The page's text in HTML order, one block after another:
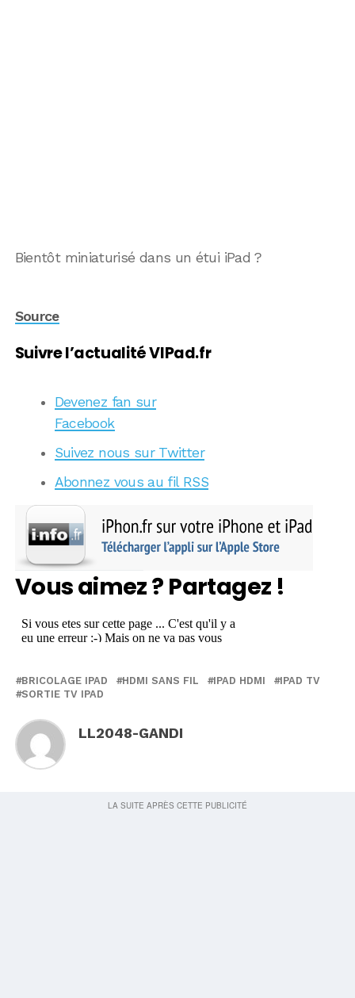
Bientôt miniaturisé dans un étui iPad ?
Source
Suivre l’actualité VIPad.fr
Devenez fan sur
Facebook
Suivez nous sur Twitter
Abonnez vous au fil RSS
Vous aimez ? Partagez !
BRICOLAGE IPAD HDMI SANS FIL IPAD HDMI
IPAD TV
SORTIE TV IPAD
LL2048-GANDI